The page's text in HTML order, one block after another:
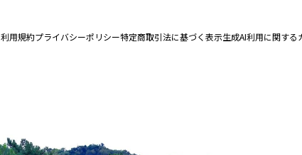
利用規約プライバシーポリシー特定商取引法に基づく表示生成AI利用に関する